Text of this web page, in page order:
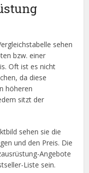
sehen
bzw. einer
Oft ist es nicht
da diese
höheren
sitzt der
sehen sie die
und den Preis. Die
Angebote
Liste sein.